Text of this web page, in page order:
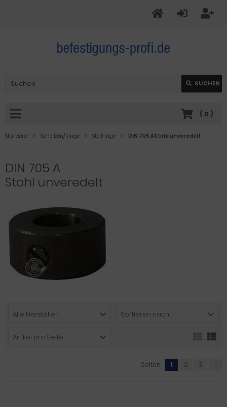
SUCHEN
( 0 )
Startseite Scheiben/Ringe Stellringe DIN 705 AStahl unveredelt
DIN 705 A
Stahl unveredelt
Alle Hersteller Sortieren nach ...
Artikel pro Seite
Seiten: 1 2 3 »